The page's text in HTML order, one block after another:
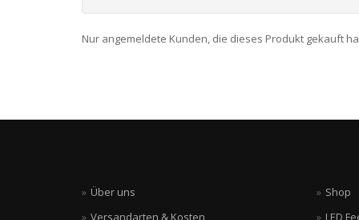
Nur angemeldete Kunden, die dieses Produkt gekauft
Über uns
Versandarten & Kosten
Shop
LED